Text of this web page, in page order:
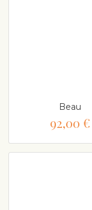
Beau
92,00 €